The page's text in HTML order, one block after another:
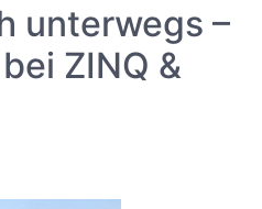
unterwegs –
ZINQ &